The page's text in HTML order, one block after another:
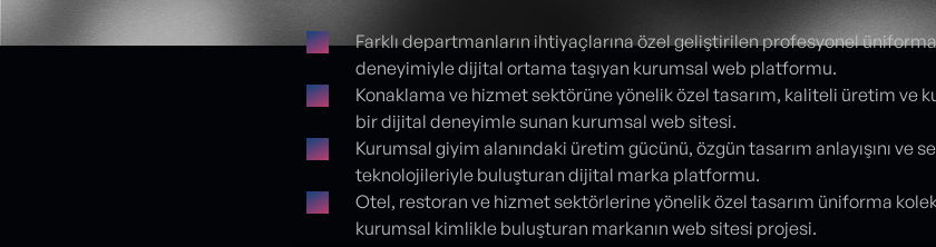
Proje detayları
Farklı departmanların ihtiyaçlarına özel geliştirilen profesyonel
deneyimiyle dijital ortama taşıyan kurumsal web platformu.
Konaklama ve hizmet sektörüne yönelik özel tasarım, kaliteli üretim ve
bir dijital deneyimle sunan kurumsal web sitesi.
Kurumsal giyim alanındaki üretim gücünü, özgün tasarım anlayışını ve
teknolojileriyle buluşturan dijital marka platformu.
Otel, restoran ve hizmet sektörlerine yönelik özel tasarım üniforma
kurumsal kimlikle buluşturan markanın web sitesi projesi.